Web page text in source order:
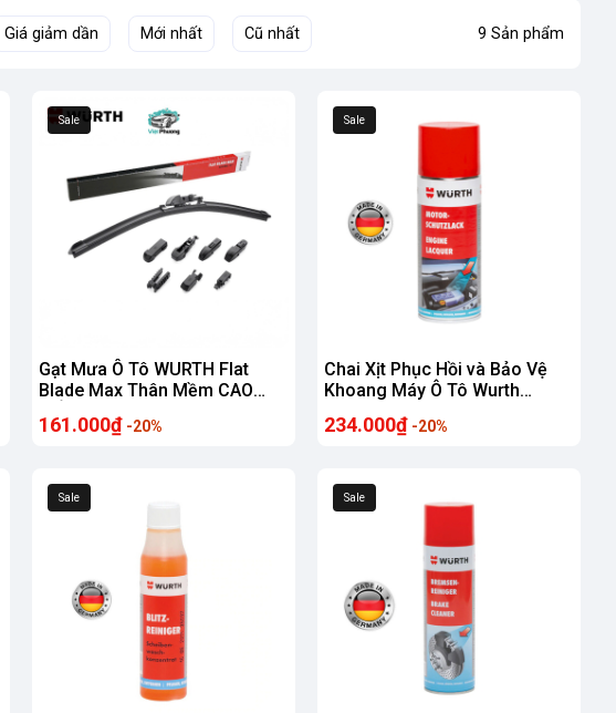
Giá giảm dần Mới nhất Cũ nhất 9 Sản phẩm
Sale
Gạt Mưa Ô Tô WURTH Flat
Blade Max Thân Mềm CAO
Năng Cho Hầu Hết Dòng Xe
161.000₫ -20%
Sale
Chai Xịt Phục Hồi và Bảo Vệ
Khoang Máy Ô Tô Wurth
400ml Nhập Khẩu Chính Hãng
234.000₫ -20%
Sale Sale